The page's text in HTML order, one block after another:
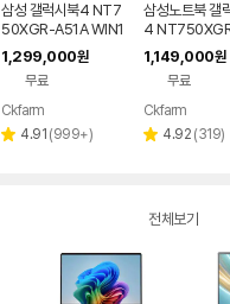
삼성 갤럭시북4 NT7
50XGR-A51A WIN1
1 FPP(버젼UP설치)
업무용 학생용 사무용
노트북 문스톤그레이
1,299,000원
무료
페이
Ckfarm
별 4.91 리
(999+)
삼성노트북 갤
4
3세대 16G
무용 업무용 학
성비 노트북
1,149,000원
무료
페이
Ckfarm
별 4.92 리
(319)
전체보기